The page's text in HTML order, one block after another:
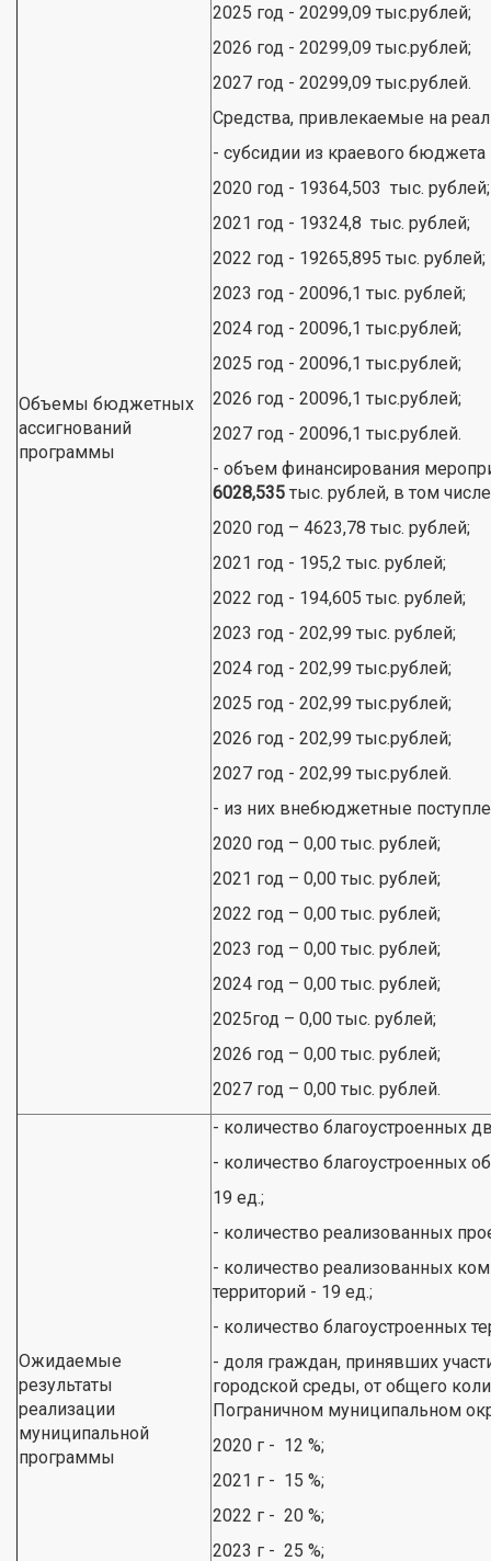
Объемы бюджетных
ассигнований
программы
2025 год - 20299,09 тыс.рублей;
2026 год - 20299,09 тыс.рублей;
2027 год - 20299,09 тыс.рублей.
Средства, привлекаемые на
- субсидии из краевого
2020 год - 19364,503 тыс. рублей;
2021 год - 19324,8 тыс. рублей;
2022 год - 19265,895 тыс. рублей;
2023 год - 20096,1 тыс. рублей;
2024 год - 20096,1 тыс.рублей;
2025 год - 20096,1 тыс.рублей;
2026 год - 20096,1 тыс.рублей;
2027 год - 20096,1 тыс.рублей.
- объем финансирования
6028,535 тыс. рублей, в том
2020 год – 4623,78 тыс. рублей;
2021 год - 195,2 тыс. рублей;
2022 год - 194,605 тыс. рублей;
2023 год - 202,99 тыс. рублей;
2024 год - 202,99 тыс.рублей;
2025 год - 202,99 тыс.рублей;
2026 год - 202,99 тыс.рублей;
2027 год - 202,99 тыс.рублей.
- из них внебюджетные
2020 год – 0,00 тыс. рублей;
2021 год – 0,00 тыс. рублей;
2022 год – 0,00 тыс. рублей;
2023 год – 0,00 тыс. рублей;
2024 год – 0,00 тыс. рублей;
2025год – 0,00 тыс. рублей;
2026 год – 0,00 тыс. рублей;
2027 год – 0,00 тыс. рублей.
Ожидаемые
результаты
реализации
муниципальной
программы
- количество благоустроенных
- количество благоустроенных
19 ед.;
- количество реализованных
- количество реализованных
территорий - 19 ед.;
- количество благоустроенных
- доля граждан, принявших
городской среды, от общего
Пограничном муниципальном
2020 г - 12 %;
2021 г - 15 %;
2022 г - 20 %;
2023 г - 25 %;